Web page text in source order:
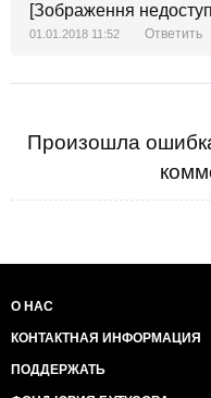
[Зображення
01.01.2018 11:52 Ответить
Произошла
О НАС
КОНТАКТНАЯ ИНФОРМАЦИЯ
ПОДДЕРЖАТЬ